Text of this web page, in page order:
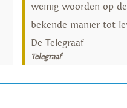
weinig woorden op
bekende manier tot
De Telegraaf
Telegraaf